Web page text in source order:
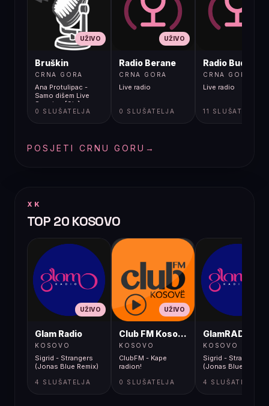
UŽIVO
Bruškin
CRNA GORA
Ana Protulipac -
Samo dišem Live
Session [9ix]
0 SLUŠATELJA
UŽIVO
Radio Berane
CRNA GORA
Live radio
0 SLUŠATELJA
Radio Budva
CRNA GORA
Live radio
11 SLUŠATELJA
POSJETI CRNU GORU →
XK
TOP 20 KOSOVO
UŽIVO
Glam Radio
KOSOVO
Sigrid - Strangers
(Jonas Blue Remix)
4 SLUŠATELJA
UŽIVO
Club FM Kosovë
KOSOVO
ClubFM - Kape
radion!
0 SLUŠATELJA
GlamRADIO
KOSOVO
Sigrid - Strangers
(Jonas Blue Remix)
4 SLUŠATELJA